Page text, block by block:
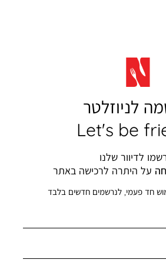
לניוזלטר
Let's be
לדיוור שלנו
על היתרה לרכישה באתר
חד פעמי, לנרשמים חדשים בלבד